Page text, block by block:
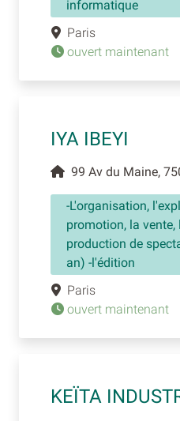
informatique
Paris
ouvert maintenant
IYA IBEYI
99 Av du Maine,
-L'organisation,
promotion, la
production de
an) -l'édition
Paris
ouvert maintenant
KEÏTA